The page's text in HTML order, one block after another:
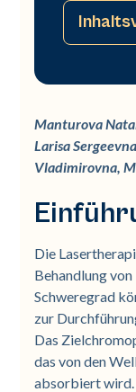
Manturova
Larisa
Vladimirovna,
Die
Behandlung von
Schweregrad
zur
Das
das von den
absorbiert wird.